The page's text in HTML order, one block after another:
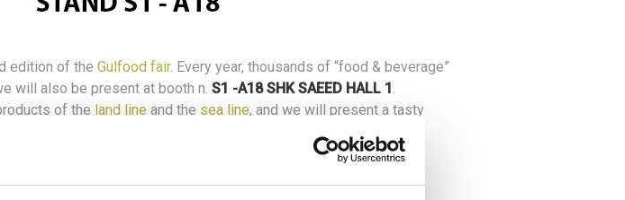
edition of the Gulfood fair. Every year, thousands of “food & beverage”
will also be present at booth n. S1 -A18 SHK SAEED HALL 1
of the land lineand the sea line, and we will present a tasty